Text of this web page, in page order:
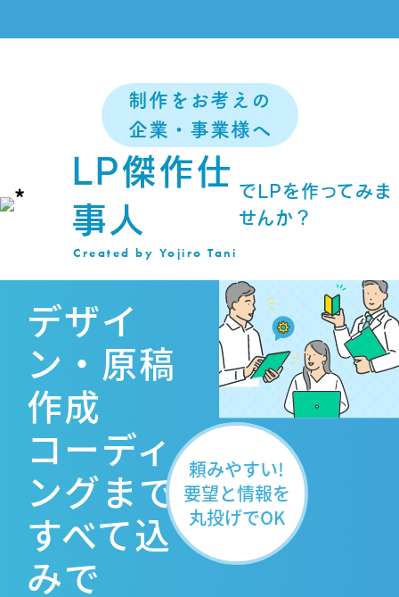
制作をお考えの
企業・事業様へ
LP傑作仕
事人
Created by Yojiro Tani
でLPを作ってみま
せんか？
デザイ
ン・原稿
作成
コーディ
ングまで
すべて込
みで
頼みやすい!
要望と情報を
丸投げでOK